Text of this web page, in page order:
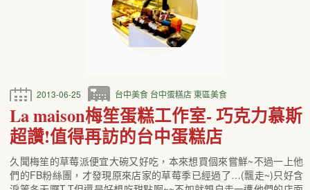
2013-06-25 台中美食 台中蛋糕店東區美食
La maison梅笙蛋糕工作室- 巧克力慕斯
超讚!值得再訪的台中蛋糕店
久聞梅笙的草莓派便宜大碗又好吃，本來想買個來嘗鮮~不過一上他
們的FB粉絲團，才發現原來店家的草莓季已經過了…(飄走~)只好含